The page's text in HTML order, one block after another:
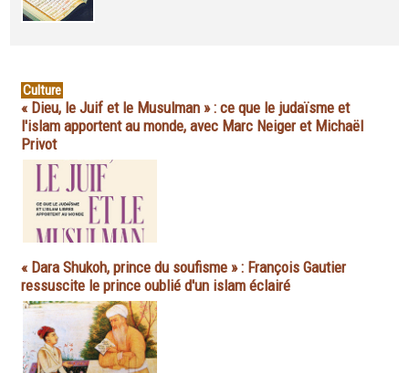
Culture
« Dieu, le Juif et le Musulman » : ce que le judaïsme et
l'islam apportent au monde, avec Marc Neiger et Michaël
Privot
« Dara Shukoh, prince du soufisme » : François Gautier
ressuscite le prince oublié d'un islam éclairé